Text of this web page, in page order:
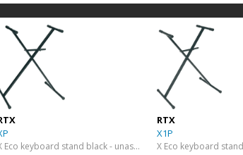
X Eco keyboard stand black - unassembled
RTX
X1P